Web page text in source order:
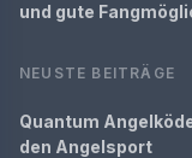
und gute
NEUSTE BEITRÄGE
Quantum
den Angelsport